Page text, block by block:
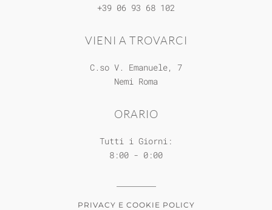
VIENI A TROVARCI
C.so V. Emanuele, 7
Nemi Roma
+39 06 93 68 102
ORARIO
Tutti i Giorni:
8:00 - 0:00
PRIVACY E COOKIE POLICY